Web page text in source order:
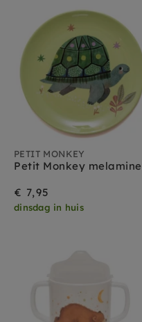
PETIT MONKEY
€ 7,95
dinsdag in huis